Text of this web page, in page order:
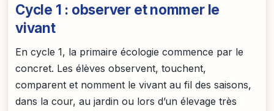
Cycle 1 : observer et nommer le
vivant
En cycle 1, la primaire écologie commence par le
concret. Les élèves observent, touchent,
comparent et nomment le vivant au fil des saisons,
dans la cour, au jardin ou lors d’un élevage très